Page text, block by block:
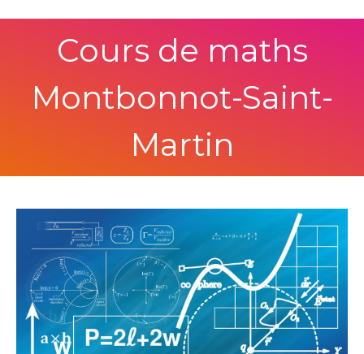
Cours de maths
Montbonnot-Saint-
Martin